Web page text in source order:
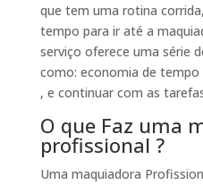
que tem uma rotina
tempo para ir até a
serviço oferece uma série
como: economia de
, e continuar com as
O que Faz uma
profissional ?
Uma maquiadora